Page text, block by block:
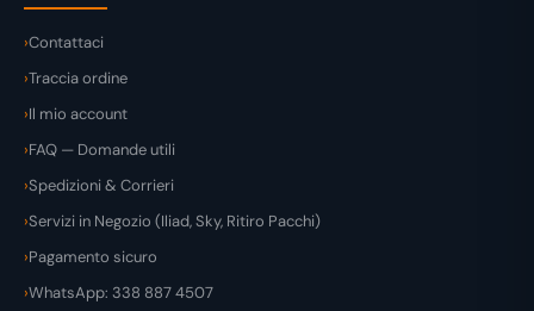
Contattaci
Traccia ordine
Il mio account
FAQ — Domande utili
Spedizioni & Corrieri
Servizi in Negozio (Iliad, Sky, Ritiro Pacchi)
Pagamento sicuro
WhatsApp: 338 887 4507